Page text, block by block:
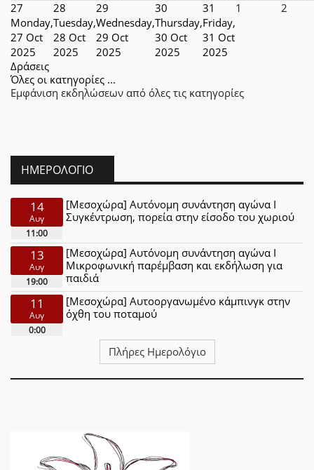
27
Monday,
27 Oct
2025
28
Tuesday,
28 Oct
2025
29
Wednesday,
29 Oct
2025
30
Thursday,
30 Oct
2025
31
Friday,
31 Oct
2025
1 2
Δράσεις
Όλες οι κατηγορίες ...
Εμφάνιση εκδηλώσεων από όλες τις κατηγορίες
ΗΜΕΡΟΛΌΓΙΟ
14
Αυγ
11:00
[Μεσοχώρα] Αυτόνομη συνάντηση αγώνα Ι
Συγκέντρωση, πορεία στην είσοδο του χωριού
13
Αυγ
19:00
[Μεσοχώρα] Αυτόνομη συνάντηση αγώνα Ι
Μικροφωνική παρέμβαση και εκδήλωση για
παιδιά
11
Αυγ
0:00
[Μεσοχώρα] Αυτοοργανωμένο κάμπινγκ στην
όχθη του ποταμού
Πλήρες Ημερολόγιο